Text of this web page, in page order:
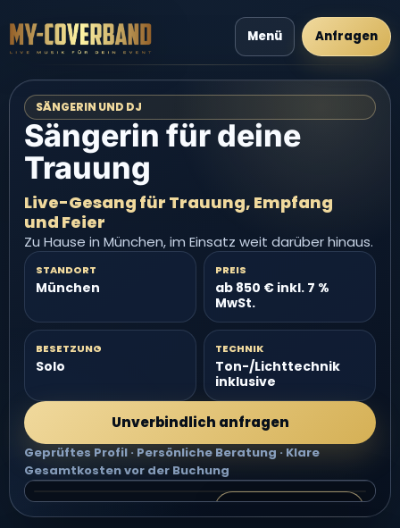
Menü Anfragen
SÄNGERIN UND DJ
Sängerin für deine
Trauung
Live-Gesang für Trauung, Empfang
und Feier
Zu Hause in München, im Einsatz weit darüber hinaus.
STANDORT
München
PREIS
ab 850 € inkl. 7 %
MwSt.
BESETZUNG
Solo
TECHNIK
Ton-/Lichttechnik
inklusive
Unverbindlich anfragen
Geprüftes Profil · Persönliche Beratung · Klare
Gesamtkosten vor der Buchung
VIDEO 2 · SÄNGERIN + DJ FÜR DEIN EVENT
Video 2 groß ansehen